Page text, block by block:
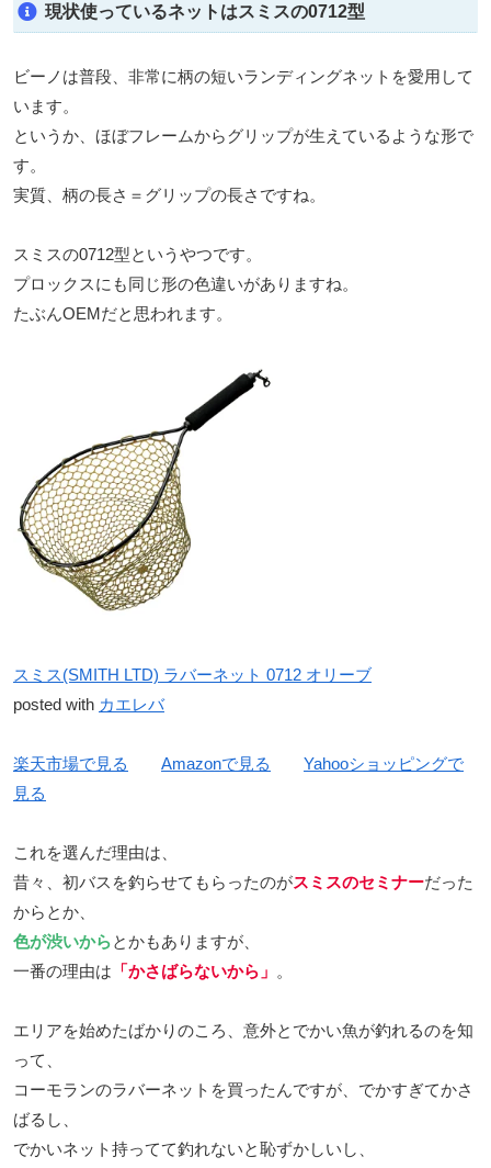
現状使っているネットはスミスの0712型
ビーノは普段、非常に柄の短いランディングネットを愛用して
います。
というか、ほぼフレームからグリップが生えているような形で
す。
実質、柄の長さ＝グリップの長さですね。
スミスの0712型というやつです。
プロックスにも同じ形の色違いがありますね。
たぶんOEMだと思われます。
スミス(SMITH LTD) ラバーネット 0712 オリーブ
posted with カエレバ
楽天市場で見る Amazonで見る
Yahooショッピングで
見る
これを選んだ理由は、
昔々、初バスを釣らせてもらったのがスミスのセミナーだった
からとか、
色が渋いからとかもありますが、
一番の理由は 「かさばらないから」 。
エリアを始めたばかりのころ、意外とでかい魚が釣れるのを知
って、
コーモランのラバーネットを買ったんですが、でかすぎてかさ
ばるし、
でかいネット持ってて釣れないと恥ずかしいし、